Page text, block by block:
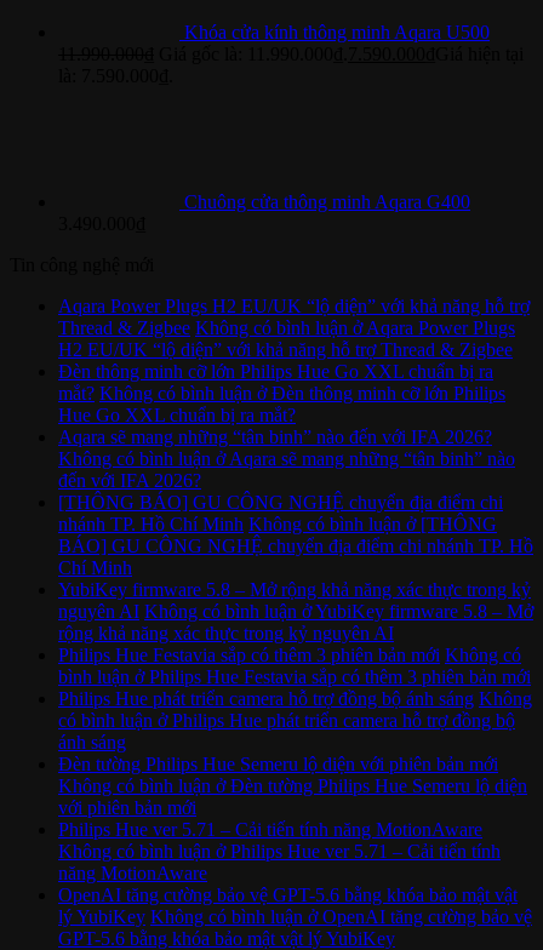
Khóa cửa kính thông minh Aqara U500
Chuông cửa thông minh Aqara G400
Aqara Power Plugs H2 EU/UK “lộ diện” với khả năng hỗ trợ
Thread & Zigbee Không có bình luận ở Aqara Power Plugs
H2 EU/UK “lộ diện” với khả năng hỗ trợ Thread & Zigbee
Đèn thông minh cỡ lớn Philips Hue Go XXL chuẩn bị ra
mắt? Không có bình luận ở Đèn thông minh cỡ lớn Philips
Hue Go XXL chuẩn bị ra mắt?
Aqara sẽ mang những “tân binh” nào đến với IFA 2026?
Không có bình luận ở Aqara sẽ mang những “tân binh” nào
đến với IFA 2026?
[THÔNG BÁO] GU CÔNG NGHỆ chuyển địa điểm chi
nhánh TP. Hồ Chí Minh Không có bình luận ở [THÔNG
BÁO] GU CÔNG NGHỆ chuyển địa điểm chi nhánh TP. Hồ
Chí Minh
YubiKey firmware 5.8 – Mở rộng khả năng xác thực trong kỷ
nguyên AI Không có bình luận ở YubiKey firmware 5.8 – Mở
rộng khả năng xác thực trong kỷ nguyên AI
Philips Hue Festavia sắp có thêm 3 phiên bản mới Không có
bình luận ở Philips Hue Festavia sắp có thêm 3 phiên bản mới
Philips Hue phát triển camera hỗ trợ đồng bộ ánh sáng Không
có bình luận ở Philips Hue phát triển camera hỗ trợ đồng bộ
ánh sáng
Đèn tường Philips Hue Semeru lộ diện với phiên bản mới
Không có bình luận ở Đèn tường Philips Hue Semeru lộ diện
với phiên bản mới
Philips Hue ver 5.71 – Cải tiến tính năng MotionAware
Không có bình luận ở Philips Hue ver 5.71 – Cải tiến tính
năng MotionAware
OpenAI tăng cường bảo vệ GPT-5.6 bằng khóa bảo mật vật
lý YubiKey Không có bình luận ở OpenAI tăng cường bảo vệ
GPT-5.6 bằng khóa bảo mật vật lý YubiKey